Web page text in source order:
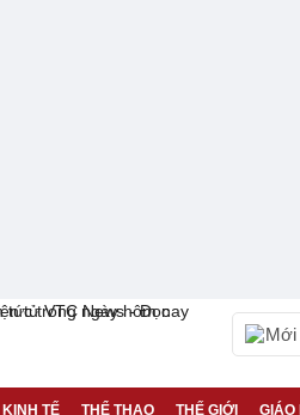
Mới
KINH TẾ THỂ THAO THẾ GIỚI GIÁO